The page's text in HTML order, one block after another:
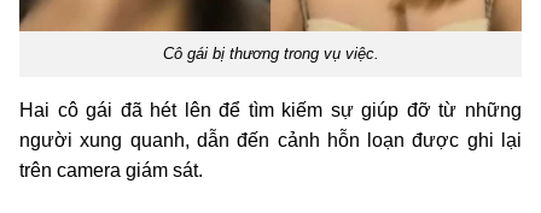
Cô gái bị thương trong vụ việc.
Hai cô gái đã hét lên để tìm kiếm sự giúp đỡ từ những
người xung quanh, dẫn đến cảnh hỗn loạn được ghi lại
trên camera giám sát.